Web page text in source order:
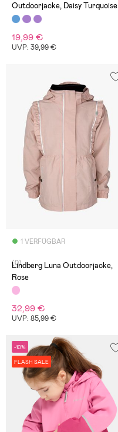
Outdoorjacke, Daisy Turquoise
19,99 €
UVP: 39,99 €
1 VERFÜGBAR
(0)
Lindberg Luna Outdoorjacke,
Rose
32,99 €
UVP: 85,99 €
-10%
FLASH SALE